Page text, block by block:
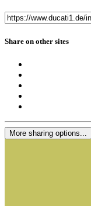
Share on other sites
More sharing options...